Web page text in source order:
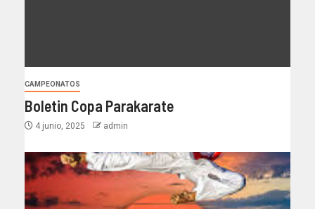
CAMPEONATOS
Boletin Copa Parakarate
4 junio, 2025 admin